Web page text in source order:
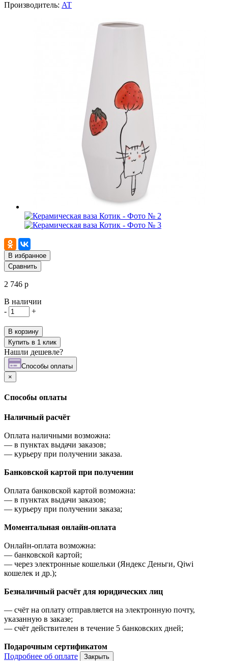
Производитель: AT
В избранное
Сравнить
2 746 р
В наличии
-
+
В корзину
Купить в 1 клик
Нашли дешевле?
Cпособы оплаты
×
Cпособы оплаты
Наличный расчёт
Оплата наличными возможна:
— в пунктах выдачи заказов;
— курьеру при получении заказа.
Банковской картой при получении
Оплата банковской картой возможна:
— в пунктах выдачи заказов;
— курьеру при получении заказа;
Моментальная онлайн-оплата
Онлайн-оплата возможна:
— банковской картой;
— через электронные кошельки (Яндекс Деньги, Qiwi
кошелек и др.);
Безналичный расчёт для юридических лиц
— счёт на оплату отправляется на электронную почту,
указанную в заказе;
— счёт действителен в течение 5 банковских дней;
Подарочным сертификатом
Подробнее об оплате
Закрыть